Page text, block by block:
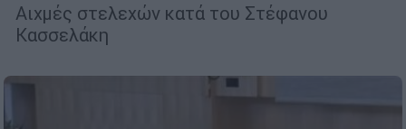
Αιχμές στελεχών κατά του Στέφανου
Κασσελάκη